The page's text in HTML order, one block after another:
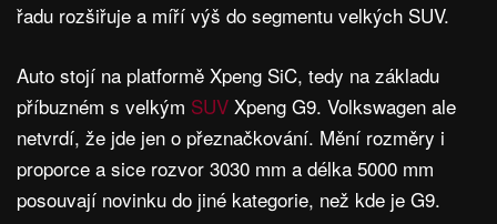
řadu rozšiřuje a míří výš do segmentu velkých SUV.
Auto stojí na platformě Xpeng SiC, tedy na základu
příbuzném s velkým SUV Xpeng G9. Volkswagen ale
netvrdí, že jde jen o přeznačkování. Mění rozměry i
proporce a sice rozvor 3030 mm a délka 5000 mm
posouvají novinku do jiné kategorie, než kde je G9.